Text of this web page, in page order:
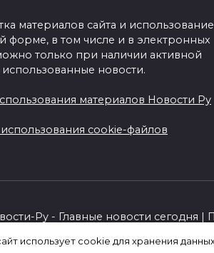
материалов сайта и использование
форме, в том числе и в электронных
только при наличии активной
новости.
материалов Новости Ру
cookie-файлов
Ру - Главные новости сегодня |
использует cookie для хранения